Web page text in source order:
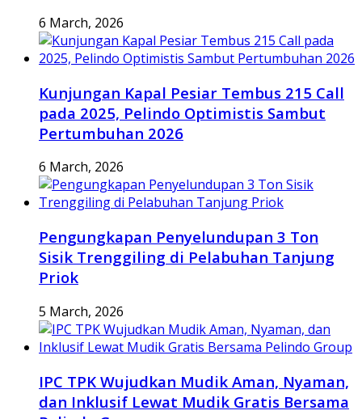
6 March, 2026
Kunjungan Kapal Pesiar Tembus 215 Call
pada 2025, Pelindo Optimistis Sambut
Pertumbuhan 2026
6 March, 2026
Pengungkapan Penyelundupan 3 Ton
Sisik Trenggiling di Pelabuhan Tanjung
Priok
5 March, 2026
IPC TPK Wujudkan Mudik Aman, Nyaman,
dan Inklusif Lewat Mudik Gratis Bersama